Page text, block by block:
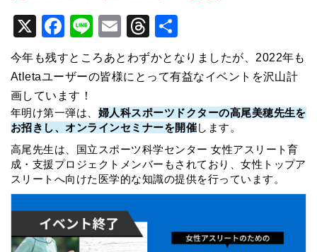
X
F
a
c
e
b
o
o
k
Li
n
e
E
m
ai
T
hr
e
d
s
有
今年も残すところあとわずかとなりましたが、2022年も
Atletaユーザーの皆様にとって有益なイベントを沢山計
画しています！
年明け第一弾は、 婦人科スポーツドクターの高尾美穂先生を
お招きし、オンラインセミナーを開催します。
高尾先生は、国立スポーツ科学センター 女性アスリート育
成・支援プロジェクトメンバーもされており、女性トップア
スリートへ向けた医学的な知識の提供を行っています。